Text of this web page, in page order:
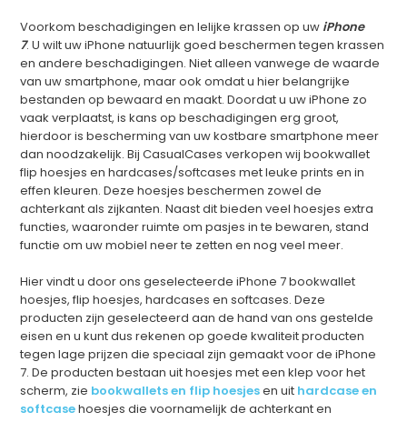
Voorkom beschadigingen en lelijke krassen op uw iPhone
7. U wilt uw iPhone natuurlijk goed beschermen tegen krassen
en andere beschadigingen. Niet alleen vanwege de waarde
van uw smartphone, maar ook omdat u hier belangrijke
bestanden op bewaard en maakt. Doordat u uw iPhone zo
vaak verplaatst, is kans op beschadigingen erg groot,
hierdoor is bescherming van uw kostbare smartphone meer
dan noodzakelijk. Bij CasualCases verkopen wij bookwallet
flip hoesjes en hardcases/softcases met leuke prints en in
effen kleuren. Deze hoesjes beschermen zowel de
achterkant als zijkanten. Naast dit bieden veel hoesjes extra
functies, waaronder ruimte om pasjes in te bewaren, stand
functie om uw mobiel neer te zetten en nog veel meer.
Hier vindt u door ons geselecteerde iPhone 7 bookwallet
hoesjes, flip hoesjes, hardcases en softcases. Deze
producten zijn geselecteerd aan de hand van ons gestelde
eisen en u kunt dus rekenen op goede kwaliteit producten
tegen lage prijzen die speciaal zijn gemaakt voor de iPhone
7. De producten bestaan uit hoesjes met een klep voor het
scherm, zie bookwallets en flip hoesjesen uit hardcase en
softcasehoesjes die voornamelijk de achterkant en